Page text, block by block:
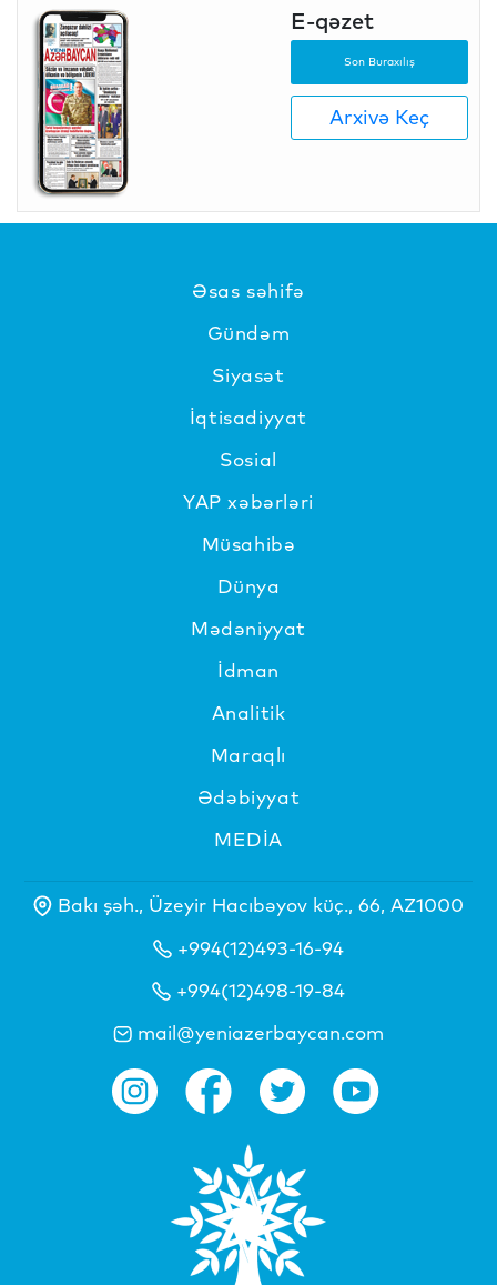
E-qəzet
Son Buraxılış
Arxivə Keç
Əsas səhifə
Gündəm
Siyasət
İqtisadiyyat
Sosial
YAP xəbərləri
Müsahibə
Dünya
Mədəniyyat
İdman
Analitik
Maraqlı
Ədəbiyyat
MEDİA
Bakı şəh., Üzeyir Hacıbəyov küç., 66, AZ1000
+994(12)493-16-94
+994(12)498-19-84
mail@yeniazerbaycan.com